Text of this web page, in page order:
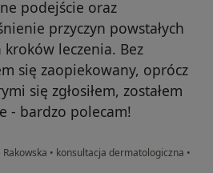
podejście oraz
przyczyn powstałych
leczenia. Bez
się zaopiekowany, oprócz
się zgłosiłem, zostałem
- bardzo polecam!
• konsultacja dermatologiczna •